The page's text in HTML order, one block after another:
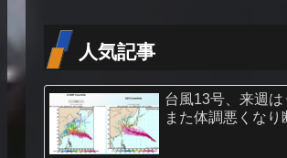
人気記事
台風13号、来週は
また体調悪くなり